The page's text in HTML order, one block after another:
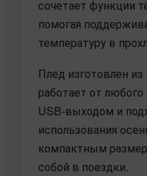
сочетает функции
помогая
температуру в
Плед изготовлен из
работает от
USB-выходом и
использования
компактным
собой в поездки.